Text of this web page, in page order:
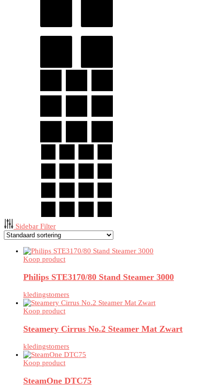
Sidebar Filter
Koop product
Philips STE3170/80 Stand Steamer 3000
kledingstomers
Koop product
Steamery Cirrus No.2 Steamer Mat Zwart
kledingstomers
Koop product
SteamOne DTC75